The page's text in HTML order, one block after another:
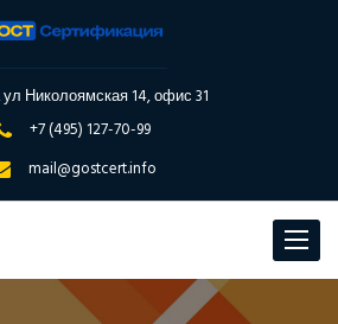
Николоямская 14, офис 31
+7 (495) 127-70-99
mail@gostcert.info
Toggle